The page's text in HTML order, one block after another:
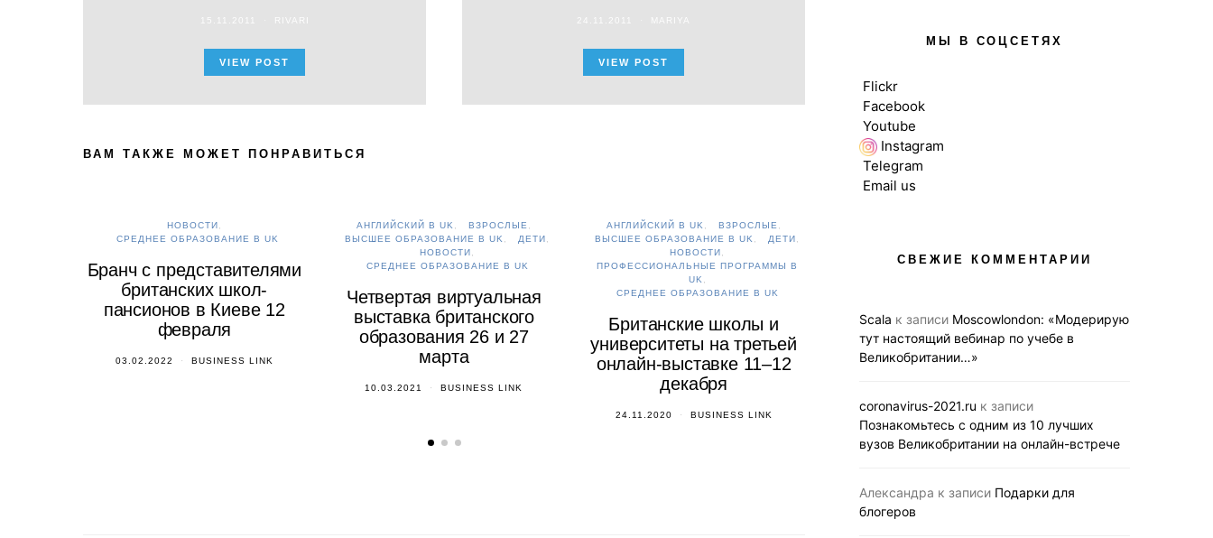
15.11.2011 RIVARI
VIEW POST
24.11.2011 MARIYA
VIEW POST
ВАМ ТАКЖЕ МОЖЕТ ПОНРАВИТЬСЯ
НОВОСТИ
СРЕДНЕЕ ОБРАЗОВАНИЕ В UK
Бранч с представителями
британских школ-
пансионов в Киеве 12
февраля
03.02.2022 BUSINESS LINK
АНГЛИЙСКИЙ В UK
ВЗРОСЛЫЕ
ВЫСШЕЕ ОБРАЗОВАНИЕ В UK
ДЕТИ
НОВОСТИ
СРЕДНЕЕ ОБРАЗОВАНИЕ В UK
Четвертая виртуальная
выставка британского
образования 26 и 27
марта
10.03.2021 BUSINESS LINK
АНГЛИЙСКИЙ В UK
ВЗРОСЛЫЕ
ВЫСШЕЕ ОБРАЗОВАНИЕ В UK
ДЕТИ
НОВОСТИ
ПРОФЕССИОНАЛЬНЫЕ ПРОГРАММЫ В
UK
СРЕДНЕЕ ОБРАЗОВАНИЕ В UK
Британские школы и
университеты на третьей
онлайн-выставке 11–12
декабря
24.11.2020 BUSINESS LINK
Вебинар 12 ноября для
образование в Лондоне
05.11.2020 BUSINESS LINK
на онлайн-
МЫ В СОЦСЕТЯХ
Flickr
Facebook
Youtube
Instagram
Telegram
Email us
СВЕЖИЕ КОММЕНТАРИИ
Scala к записи Moscowlondon: «Модерирую
тут настоящий вебинар по учебе в
Великобритании…»
coronavirus-2021.ru к записи
Познакомьтесь с одним из 10 лучших
вузов Великобритании на онлайн-встрече
Александра к записи Подарки для
блогеров